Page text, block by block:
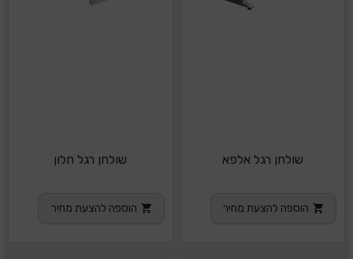
שולחן רגל אלפא
הוספה להצעת מחיר
שולחן רגל חלון
הוספה להצעת מחיר